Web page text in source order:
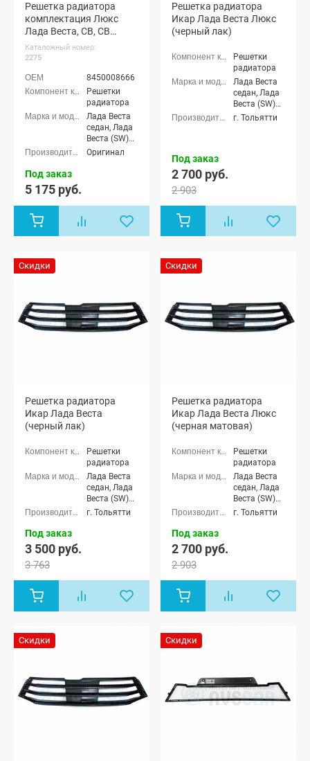
Решетка радиатора
комплектация Люкс
Лада Веста, СВ, СВ
Кросс (8450008666)
Каталожный номер:
2275
8450008666
Решетки
радиатора
Лада Веста
седан, Лада
Веста (SW)
универсал,
Оригинал
Под заказ
5 175 руб.
Решетка радиатора
Икар Лада Веста Люкс
(черный лак)
Решетки
радиатора
Лада Веста
седан, Лада
Веста (SW)
универсал
г. Тольятти
Под заказ
2 700 руб.
2 903
Скидки
Решетка радиатора
Икар Лада Веста
(черный лак)
Решетки
радиатора
Лада Веста
седан, Лада
Веста (SW)
универсал
г. Тольятти
Под заказ
3 500 руб.
3 763
Скидки
Решетка радиатора
Икар Лада Веста Люкс
(черная матовая)
Решетки
радиатора
Лада Веста
седан, Лада
Веста (SW)
универсал
г. Тольятти
Под заказ
2 700 руб.
2 903
Скидки Скидки